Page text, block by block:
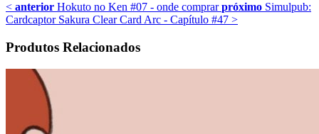
< anterior Hokuto no Ken #07 - onde comprar próximo Simulpub:
Cardcaptor Sakura Clear Card Arc - Capítulo #47 >
Produtos Relacionados